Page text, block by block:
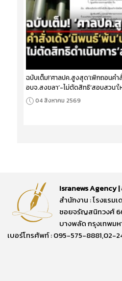
ฉบับเต็ม!‘ศาลปค.สูงสุด’เพิกถอนคำ
อบจ.สงขลา’-ไม่ตัดสิทธิ‘สอบสวน’ใ
04 สิงหาคม 2569
Isranews Agency
สำนักงาน : โรงแรมเ
ซอยจรัญสนิทวงศ์
บางพลัด กรุงเทพม
เบอร์โทรศัพท์ : 095-575-8881,02-